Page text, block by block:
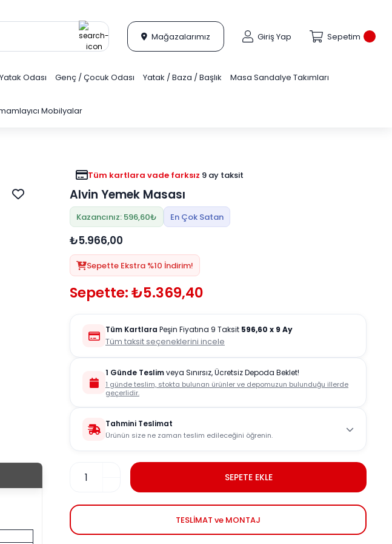
Mağazalarımız Giriş Yap Sepetim
Yatak Odası Genç / Çocuk Odası Yatak / Baza / Başlık Masa Sandalye Takımları
Mobilyalar
Tüm kartlara vade farksız 9 ay taksit
Alvin Yemek Masası
Kazancınız: 596,60₺ En Çok Satan
₺5.966,00
Sepette Ekstra %10 İndirim!
Sepette: ₺5.369,40
Tüm Kartlara Peşin Fiyatına 9 Taksit 596,60 x 9 Ay
Tüm taksit seçeneklerini incele
1 Günde Teslimveya Sınırsız, Ücretsiz Depoda Beklet!
1 günde teslim, stokta bulunan ürünler ve depomuzun bulunduğu illerde
geçerlidir.
Tahmini Teslimat
Ürünün size ne zaman teslim edileceğini öğrenin.
SEPETE EKLE
TESLİMAT ve MONTAJ